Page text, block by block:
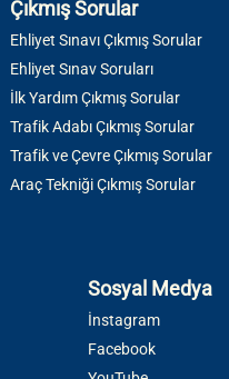
Çıkmış Sorular
Ehliyet Sınavı Çıkmış Sorular
Ehliyet Sınav Soruları
İlk Yardım Çıkmış Sorular
Trafik Adabı Çıkmış Sorular
Trafik ve Çevre Çıkmış Sorular
Araç Tekniği Çıkmış Sorular
Sosyal Medya
İnstagram
Facebook